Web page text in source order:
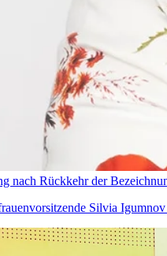
nach Rückkehr der
Silvia